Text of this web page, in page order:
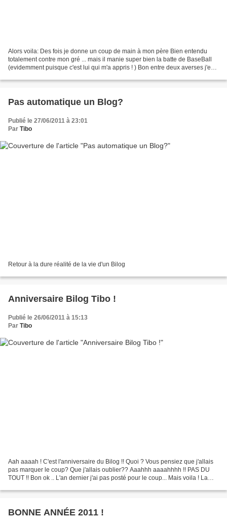
Alors voila: Des fois je donne un coup de main à mon père Bien entendu
totalement contre mon gré ... mais il manie super bien la batte de BaseBall
(evidemment puisque c'est lui qui m'a appris ! ) Bon entre deux averses j'en
Pas automatique un Blog?
Publié le 27/06/2011 à 23:01
Par Tibo
Retour à la dure réalité de la vie d'un Bilog
Anniversaire Bilog Tibo !
Publié le 26/06/2011 à 15:13
Par Tibo
Aah aaaah ! C'est l'anniversaire du Bilog !! Quoi ? Vous pensiez que j'allais
pas marquer le coup? Que j'allais oublier?? Aaahhh aaaahhhh !! PAS DU
TOUT !! Bon ok .. L'an dernier j'ai pas posté pour le coup... Mais voila ! La
BONNE ANNÉE 2011 !